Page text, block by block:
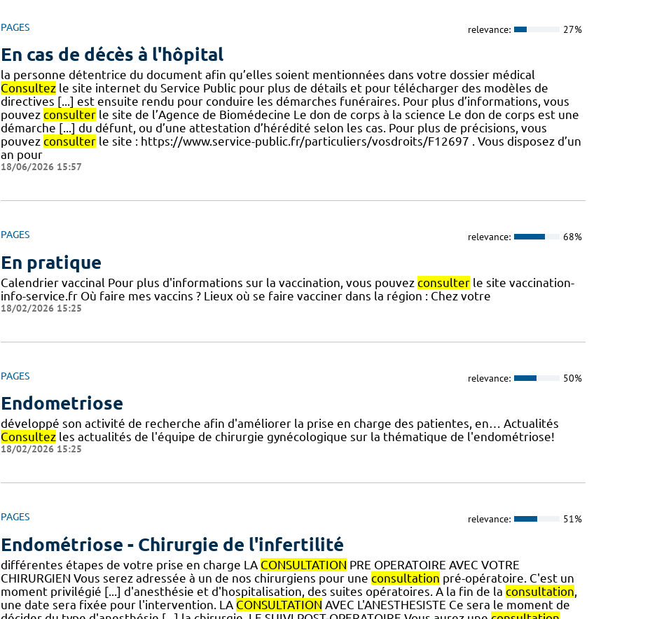
PAGES relevance: 27%
En cas de décès à l'hôpital
la personne détentrice du document afin qu’elles soient mentionnées dans votre dossier médical
Consultezle site internet du Service Public pour plus de détails et pour télécharger des modèles de
directives [...] est ensuite rendu pour conduire les démarches funéraires. Pour plus d’informations, vous
pouvez consulterle site de l’Agence de Biomédecine Le don de corps à la science Le don de corps est une
démarche [...] du défunt, ou d’une attestation d’hérédité selon les cas. Pour plus de précisions, vous
pouvez consulterle site : https://www.service-public.fr/particuliers/vosdroits/F12697 . Vous disposez d’un
an pour
18/06/2026 15:57
PAGES relevance: 68%
En pratique
Calendrier vaccinal Pour plus d'informations sur la vaccination, vous pouvez consulterle site vaccination-
info-service.fr Où faire mes vaccins ? Lieux où se faire vacciner dans la région : Chez votre
18/02/2026 15:25
PAGES relevance: 50%
Endometriose
développé son activité de recherche afin d'améliorer la prise en charge des patientes, en… Actualités
Consultezles actualités de l'équipe de chirurgie gynécologique sur la thématique de l'endométriose!
18/02/2026 15:25
PAGES relevance: 51%
Endométriose - Chirurgie de l'infertilité
différentes étapes de votre prise en charge LA CONSULTATION PRE OPERATOIRE AVEC VOTRE
CHIRURGIEN Vous serez adressée à un de nos chirurgiens pour une consultation pré-opératoire. C'est un
moment privilégié [...] d'anesthésie et d'hospitalisation, des suites opératoires. A la fin de la consultation,
une date sera fixée pour l'intervention. LA CONSULTATION AVEC L'ANESTHESISTE Ce sera le moment de